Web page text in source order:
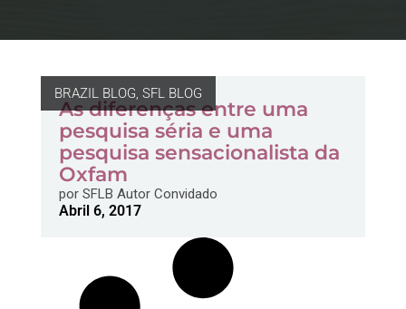
BRAZIL BLOG, SFL BLOG
As diferenças entre uma
pesquisa séria e uma
pesquisa sensacionalista da
Oxfam
porSFLB Autor Convidado
Abril 6, 2017